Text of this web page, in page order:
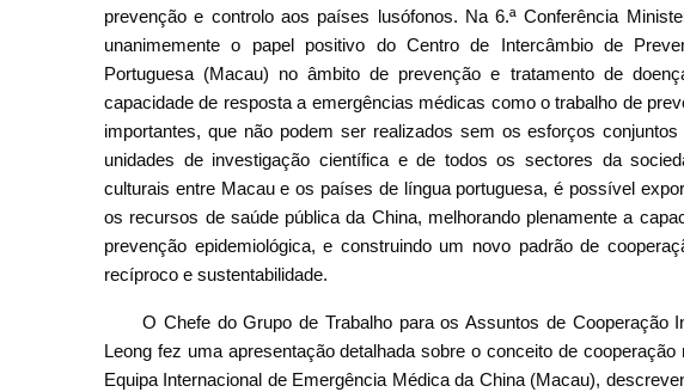
prevenção e controlo aos países lusófonos. Na 6.ª Conferência
unanimemente o papel positivo do Centro de Intercâmbio de
Portuguesa (Macau) no âmbito de prevenção e tratamento de
capacidade de resposta a emergências médicas como o trabalho de
importantes, que não podem ser realizados sem os esforços
unidades de investigação científica e de todos os sectores da
culturais entre Macau e os países de língua portuguesa, é possível
os recursos de saúde pública da China, melhorando plenamente a
prevenção epidemiológica, e construindo um novo padrão de
recíproco e sustentabilidade.
O Chefe do Grupo de Trabalho para os Assuntos de Cooperação
Leong fez uma apresentação detalhada sobre o conceito de
Equipa Internacional de Emergência Médica da China (Macau),